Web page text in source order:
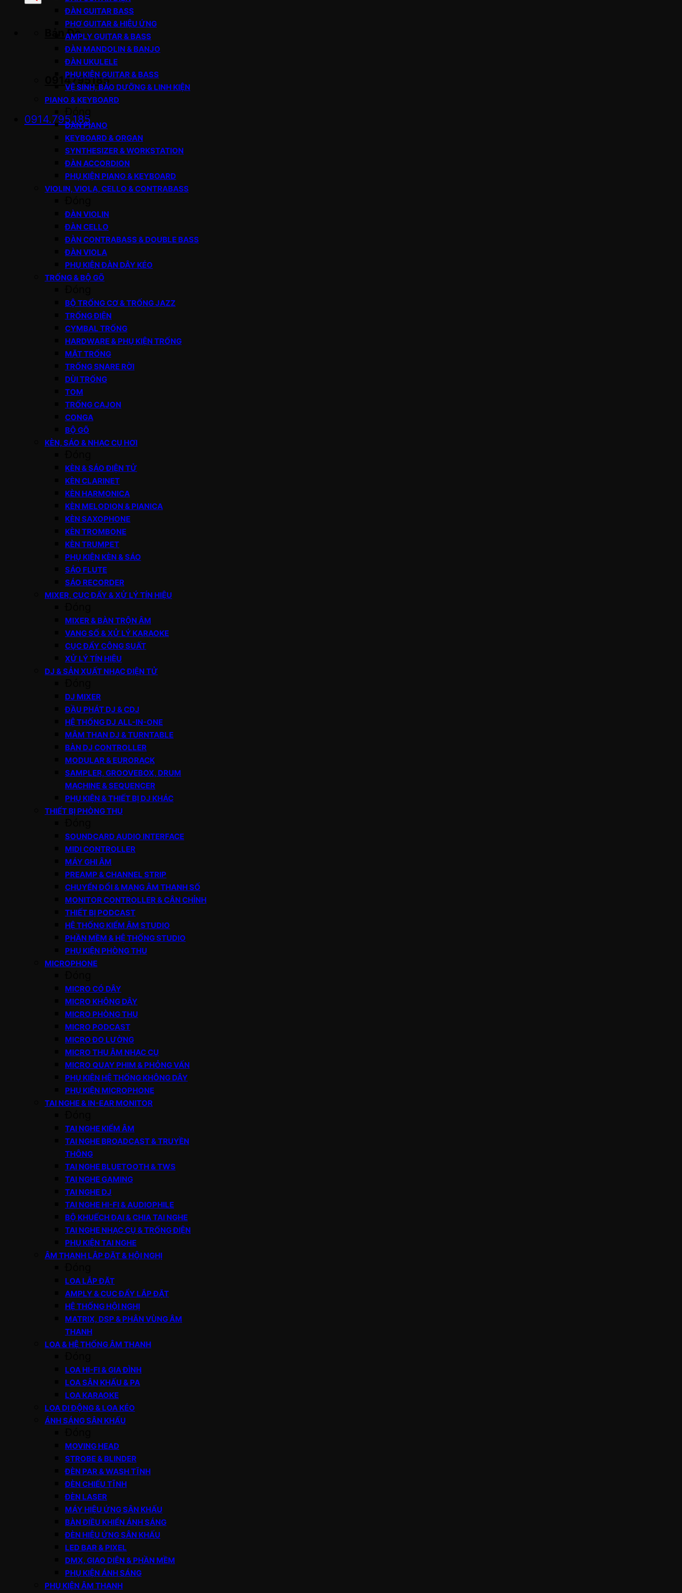
Bản Đồ
0914795185
0914.795.185
ĐÀN GUITAR BASS
PHƠ GUITAR & HIỆU ỨNG
AMPLY GUITAR & BASS
ĐÀN MANDOLIN & BANJO
ĐÀN UKULELE
PHỤ KIỆN GUITAR & BASS
VỆ SINH, BẢO DƯỠNG & LINH KIỆN
PIANO & KEYBOARD
ĐÀN PIANO
KEYBOARD & ORGAN
SYNTHESIZER & WORKSTATION
ĐÀN ACCORDION
PHỤ KIỆN PIANO & KEYBOARD
VIOLIN, VIOLA, CELLO & CONTRABASS
ĐÀN VIOLIN
ĐÀN CELLO
ĐÀN CONTRABASS & DOUBLE BASS
ĐÀN VIOLA
PHỤ KIỆN ĐÀN DÂY KÉO
TRỐNG & BỘ GÕ
BỘ TRỐNG CƠ & TRỐNG JAZZ
TRỐNG ĐIỆN
CYMBAL TRỐNG
HARDWARE & PHỤ KIỆN TRỐNG
MẶT TRỐNG
TRỐNG SNARE RỜI
DÙI TRỐNG
TOM
TRỐNG CAJON
CONGA
BỘ GÕ
KÈN, SÁO & NHẠC CỤ HƠI
KÈN & SÁO ĐIỆN TỬ
KÈN CLARINET
KÈN HARMONICA
KÈN MELODION & PIANICA
KÈN SAXOPHONE
KÈN TROMBONE
KÈN TRUMPET
PHỤ KIỆN KÈN & SÁO
SÁO FLUTE
SÁO RECORDER
MIXER, CỤC ĐẨY & XỬ LÝ TÍN HIỆU
MIXER & BÀN TRỘN ÂM
VANG SỐ & XỬ LÝ KARAOKE
CỤC ĐẨY CÔNG SUẤT
XỬ LÝ TÍN HIỆU
DJ & SẢN XUẤT NHẠC ĐIỆN TỬ
DJ MIXER
ĐẦU PHÁT DJ & CDJ
HỆ THỐNG DJ ALL-IN-ONE
MÂM THAN DJ & TURNTABLE
BÀN DJ CONTROLLER
MODULAR & EURORACK
SAMPLER, GROOVEBOX, DRUM
MACHINE & SEQUENCER
PHỤ KIỆN & THIẾT BỊ DJ KHÁC
THIẾT BỊ PHÒNG THU
SOUNDCARD AUDIO INTERFACE
MIDI CONTROLLER
MÁY GHI ÂM
PREAMP & CHANNEL STRIP
CHUYỂN ĐỔI & MẠNG ÂM THANH SỐ
MONITOR CONTROLLER & CÂN CHỈNH
THIẾT BỊ PODCAST
HỆ THỐNG KIỂM ÂM STUDIO
PHẦN MỀM & HỆ THỐNG STUDIO
PHỤ KIỆN PHÒNG THU
MICROPHONE
MICRO CÓ DÂY
MICRO KHÔNG DÂY
MICRO PHÒNG THU
MICRO PODCAST
MICRO ĐO LƯỜNG
MICRO THU ÂM NHẠC CỤ
MICRO QUAY PHIM & PHỎNG VẤN
PHỤ KIỆN HỆ THỐNG KHÔNG DÂY
PHỤ KIỆN MICROPHONE
TAI NGHE & IN-EAR MONITOR
TAI NGHE KIỂM ÂM
TAI NGHE BROADCAST & TRUYỀN
THÔNG
TAI NGHE BLUETOOTH & TWS
TAI NGHE GAMING
TAI NGHE DJ
TAI NGHE HI-FI & AUDIOPHILE
BỘ KHUẾCH ĐẠI & CHIA TAI NGHE
TAI NGHE NHẠC CỤ & TRỐNG ĐIỆN
PHỤ KIỆN TAI NGHE
ÂM THANH LẮP ĐẶT & HỘI NGHỊ
LOA LẮP ĐẶT
AMPLY & CỤC ĐẨY LẮP ĐẶT
HỆ THỐNG HỘI NGHỊ
MATRIX, DSP & PHÂN VÙNG ÂM
THANH
LOA & HỆ THỐNG ÂM THANH
LOA HI-FI & GIA ĐÌNH
LOA SÂN KHẤU & PA
LOA KARAOKE
LOA DI ĐỘNG & LOA KÉO
ÁNH SÁNG SÂN KHẤU
MOVING HEAD
STROBE & BLINDER
ĐÈN PAR & WASH TĨNH
ĐÈN CHIẾU TĨNH
ĐÈN LASER
MÁY HIỆU ỨNG SÂN KHẤU
BÀN ĐIỀU KHIỂN ÁNH SÁNG
ĐÈN HIỆU ỨNG SÂN KHẤU
LED BAR & PIXEL
DMX, GIAO DIỆN & PHẦN MỀM
PHỤ KIỆN ÁNH SÁNG
PHỤ KIỆN ÂM THANH